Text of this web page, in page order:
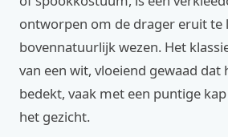
ontworpen om de drager eruit te
bovennatuurlijk wezen. Het
van een wit, vloeiend gewaad dat
bedekt, vaak met een puntige
het gezicht.